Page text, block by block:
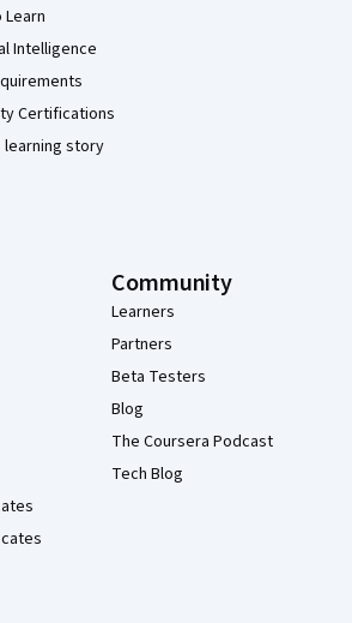
Intelligence
Certifications
learning story
Community
Learners
Partners
Beta Testers
Blog
The Coursera Podcast
Tech Blog